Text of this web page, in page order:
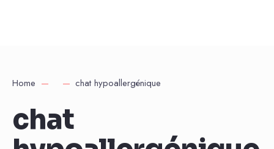
Home chat hypoallergénique
chat